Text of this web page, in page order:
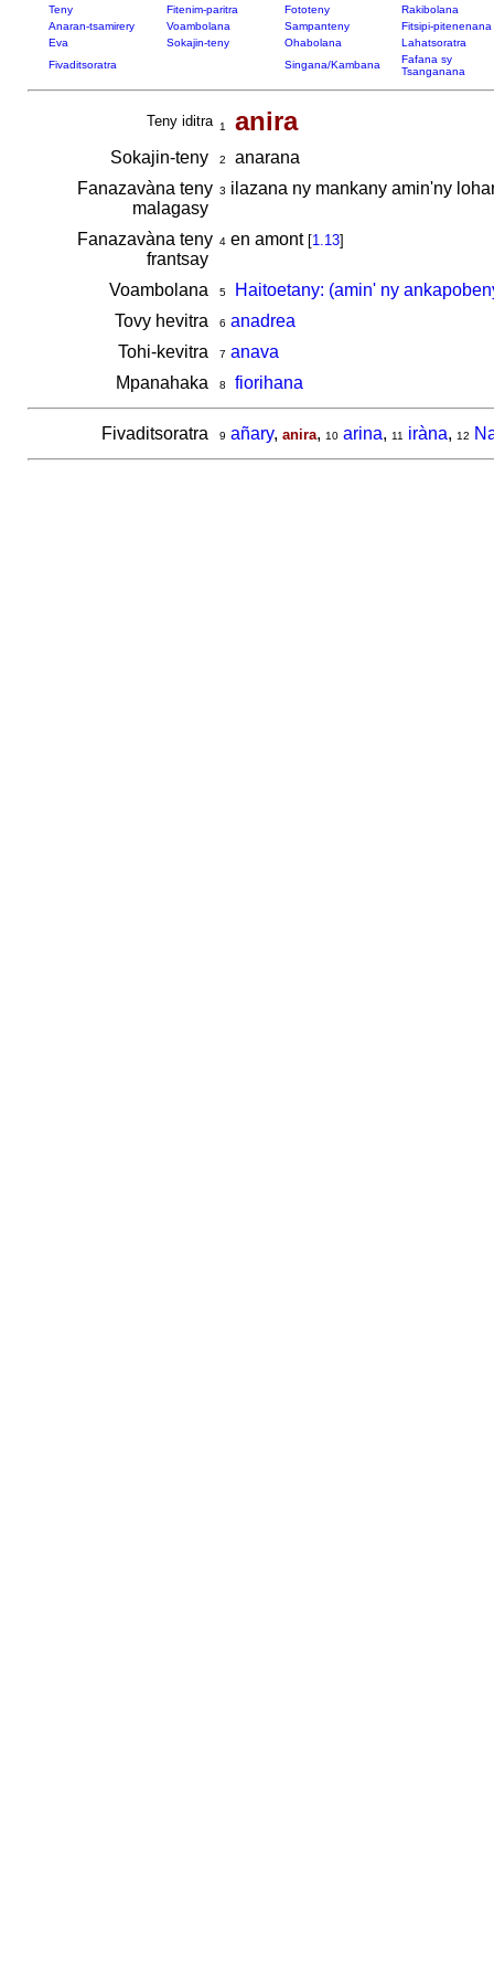
Teny Fitenim-paritra Fototeny
Rakibolana
Anaran-tsamirery
Voambolana Sampanteny
Fitsipi-pitenenana
Eva
Sokajin-teny Ohabolana
Lahatsoratra
Fivaditsoratra
Singana/Kambana
Fafana sy
Tsanganana
Teny iditra 1 anira
Sokajin-teny 2
anarana
Fanazavàna teny
malagasy
3 ilazana ny mankany amin'ny
Fanazavàna teny
frantsay
4en amont [1.13]
Voambolana 5
Haitoetany: (amin' ny
Tovy hevitra
6 anadrea
Tohi-kevitra
7 anava
Mpanahaka
8 fiorihana
Fivaditsoratra 9 añary, anira, 10 arina, 11 iràna, 12